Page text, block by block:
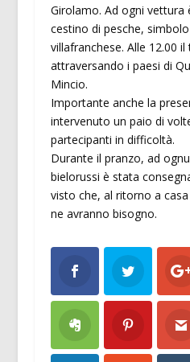
Girolamo. Ad ogni
cestino di pesche,
villafranchese. Alle 12.00
attraversando i paesi di
Mincio.
Importante anche la
intervenuto un paio di
partecipanti in difficoltà.
Durante il pranzo, ad
bielorussi è stata
visto che, al ritorno a
ne avranno bisogno.